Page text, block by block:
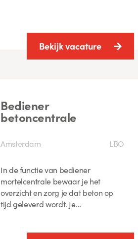
Bekijk vacature
Bediener
betoncentrale
Amsterdam LBO
In de functie van bediener
mortelcentrale bewaar je het
overzicht en zorg je dat beton op
tijd geleverd wordt. Je…